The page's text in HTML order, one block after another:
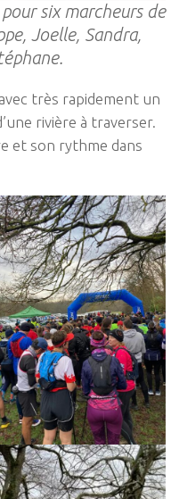
six marcheurs de
Joelle, Sandra,
très rapidement un
rivière à traverser.
et son rythme dans